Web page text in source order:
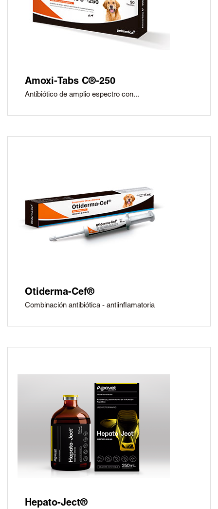
Amoxi-Tabs C®-250
Antibiótico de amplio espectro con...
Otiderma-Cef®
Combinación antibiótica - antiinflamatoria
Hepato-Ject®